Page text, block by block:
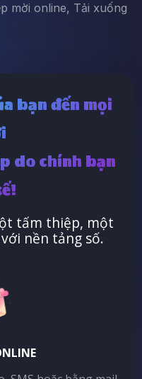
mời online, Tải xuống
bạn đến mọi
do chính bạn
tấm thiệp, một
nền tảng số.